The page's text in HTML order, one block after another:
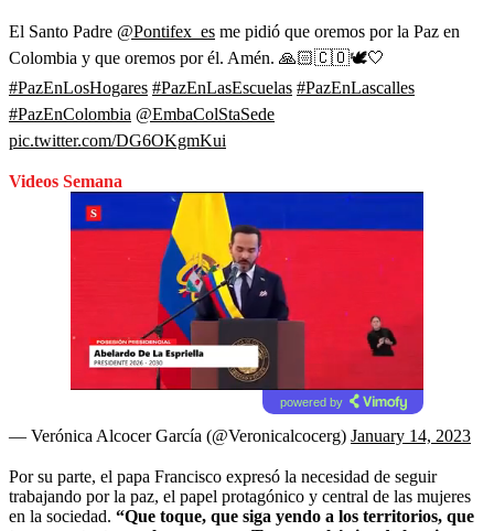
El Santo Padre @Pontifex_es me pidió que oremos por la Paz en
Colombia y que oremos por él. Amén. 🙏🏻🇨🇴🕊️🤍
#PazEnLosHogares #PazEnLasEscuelas #PazEnLascalles
#PazEnColombia @EmbaColStaSede
pic.twitter.com/DG6OKgmKui
Videos Semana
powered by
— Verónica Alcocer García (@Veronicalcocerg) January 14, 2023
Por su parte, el papa Francisco expresó la necesidad de seguir
trabajando por la paz, el papel protagónico y central de las mujeres
en la sociedad. “Que toque, que siga yendo a los territorios, que